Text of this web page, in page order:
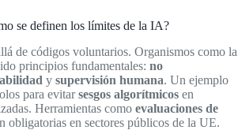
se definen los límites de la IA?
de códigos voluntarios. Organismos como la
principios fundamentales: no
y supervisión humana. Un ejemplo
para evitarsesgos algorítmicos en
Herramientas como evaluaciones de
obligatorias en sectores públicos de la UE.